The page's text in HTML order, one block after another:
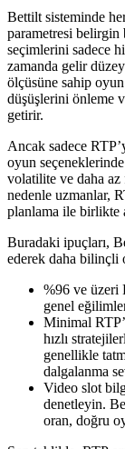
Bettilt sisteminde
parametresi belirgin
seçimlerini sadece
zamanda gelir
ölçüsüne sahip
düşüşlerini önleme
getirir.
Ancak sadece
oyun
volatilite ve daha az
nedenle uzmanlar,
planlama ile birlikte
Buradaki ipuçları,
ederek daha bilinçli
%96 ve üzeri
genel
Minimal
hızlı
genellikle
dalgalanma
Video slot
denetleyin.
oran, doğru